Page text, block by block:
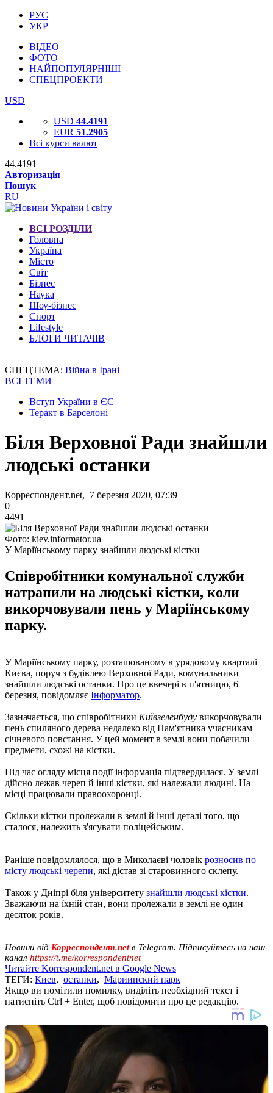
РУС
УКР
ВІДЕО
ФОТО
НАЙПОПУЛЯРНІШІ
СПЕЦПРОЕКТИ
USD
USD 44.4191
EUR 51.2905
Всі курси валют
44.4191
Авторизація
Пошук
RU
ВСІ РОЗДІЛИ
Головна
Україна
Місто
Світ
Бізнес
Наука
Шоу-бізнес
Спорт
Lifestyle
БЛОГИ ЧИТАЧІВ
СПЕЦТЕМА: Війна в Ірані
ВСІ ТЕМИ
Вступ України в ЄС
Теракт в Барселоні
Біля Верховної Ради знайшли
людські останки
Корреспондент.net, 7 березня 2020, 07:39
0
4491
Фото: kiev.informator.ua
У Маріїнському парку знайшли людські кістки
Співробітники комунальної служби
натрапили на людські кістки, коли
викорчовували пень у Маріїнському
парку.
У Маріїнському парку, розташованому в урядовому кварталі
Києва, поруч з будівлею Верховної Ради, комунальники
знайшли людські останки. Про це ввечері в п'ятницю, 6
березня, повідомляє Інформатор.
Зазначається, що співробітники Київзеленбуду викорчовували
пень спиляного дерева недалеко від Пам'ятника учасникам
січневого повстання. У цей момент в землі вони побачили
предмети, схожі на кістки.
Під час огляду місця події інформація підтвердилася. У землі
дійсно лежав череп й інші кістки, які належали людині. На
місці працювали правоохоронці.
Скільки кістки пролежали в землі й інші деталі того, що
сталося, належить з'ясувати поліцейським.
Раніше повідомлялося, що в Миколаєві чоловік розносив по
місту людські черепи, які дістав зі старовинного склепу.
Також у Дніпрі біля університету знайшли людські кістки.
Зважаючи на їхній стан, вони пролежали в землі не один
десяток років.
Новини від Корреспондент.netв Telegram. Підписуйтесь на наш
канал https://t.me/korrespondentnet
Читайте Korrespondent.net в Google News
ТЕГИ: Киев, останки, Мариинский парк
Якщо ви помітили помилку, виділіть необхідний текст і
натисніть Ctrl + Enter, щоб повідомити про це редакцію.